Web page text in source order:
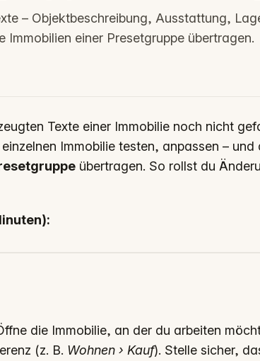
– Objektbeschreibung, Ausstattung,
Immobilien einer Presetgruppe übertragen.
Texte einer Immobilie noch nicht
Immobilie testen, anpassen –
übertragen. So rollst du
die Immobilie, an der du arbeiten
(z. B. Wohnen › Kauf). Stelle sicher,